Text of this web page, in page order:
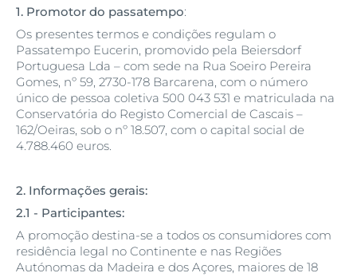
1. Promotor do passatempo:
Os presentes termos e condições regulam o
Passatempo Eucerin, promovido pela Beiersdorf
Portuguesa Lda – com sede na Rua Soeiro Pereira
Gomes, nº 59, 2730-178 Barcarena, com o número
único de pessoa coletiva 500 043 531 e matriculada na
Conservatória do Registo Comercial de Cascais –
162/Oeiras, sob o nº 18.507, com o capital social de
4.788.460 euros.
2. Informações gerais:
2.1 - Participantes:
A promoção destina-se a todos os consumidores com
residência legal no Continente e nas Regiões
Autónomas da Madeira e dos Açores, maiores de 18